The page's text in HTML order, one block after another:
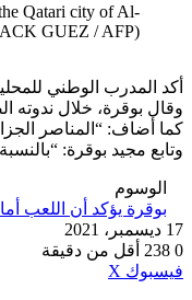
Qatari city of Al-
GUEZ / AFP)
أكد المدرب الوطني
وقال بوقرة، خلال ندوته
كما أضاف: “المناصر
وتابع مجيد بوقرة:
الوسوم
بوقرة يؤكد أن اللعب
17 ديسمبر، 2021
0
أقل من دقيقة
فيسبوك ‫X